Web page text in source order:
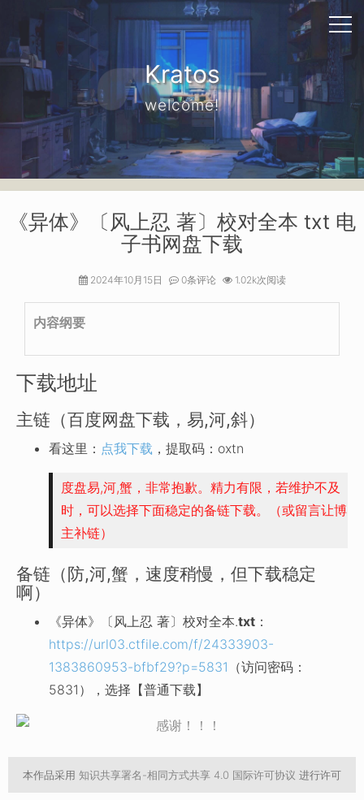
Kratos
welcome!
《异体》〔风上忍 著〕校对全本 txt 电
子书网盘下载
2024年10月15日 0条评论 1.02k次阅读
内容纲要
下载地址
主链（百度网盘下载，易,河,斜）
看这里： 点我下载 ，提取码：oxtn
度盘易,河,蟹，非常抱歉。精力有限，若维护不及
时，可以选择下面稳定的备链下载。（或留言让博
主补链）
备链（防,河,蟹，速度稍慢，但下载稳定
啊）
《异体》〔风上忍 著〕校对全本.txt ：
https://url03.ctfile.com/f/24333903-
1383860953-bfbf29?p=5831 （访问密码：
5831），选择【普通下载】
本作品采用 知识共享署名-相同方式共享 4.0 国际许可协议 进行许可